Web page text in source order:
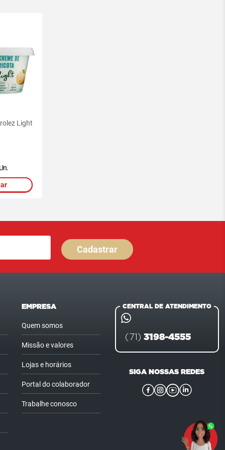
Light
Cadastrar
EMPRESA
Quem somos
Missão e valores
Lojas e horários
Portal do colaborador
Trabalhe conosco
CENTRAL DE ATENDIMENTO
(71) 3198-4555
SIGA NOSSAS REDES